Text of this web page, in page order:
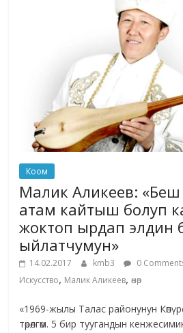
Коом
Малик Аликеев:
атам кайтыш болуп
жоктоп ырдап элдин
ыйлатчумун»
14.02.2017 kmb3 0
Искусство, Малик Аликеев,өнөр
«1969-жылы Талас районунун
төрөлгөм. 5 бир туугандын